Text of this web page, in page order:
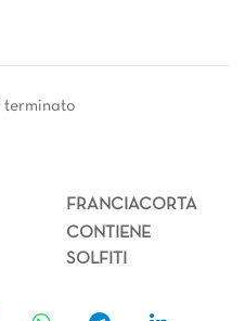
terminato
FRANCIACORTA
CONTIENE
SOLFITI